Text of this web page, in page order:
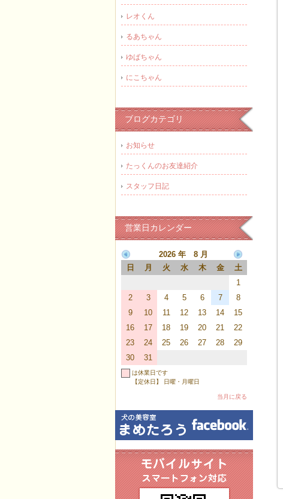
レオくん
るあちゃん
ゆばちゃん
にこちゃん
ブログカテゴリ
お知らせ
たっくんのお友達紹介
スタッフ日記
営業日カレンダー
2026 年 8 月
日
月 火 水 木 金
土
1
2
3 4 5 6 7
8
9
10 11 12 13 14
15
16
17 18 19 20 21
22
23
24 25 26 27 28
29
30
31
は休業日です
【定休日】 日曜・月曜日
当月に戻る